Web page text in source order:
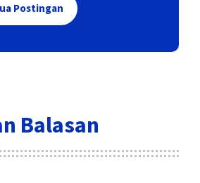
Postingan
Balasan